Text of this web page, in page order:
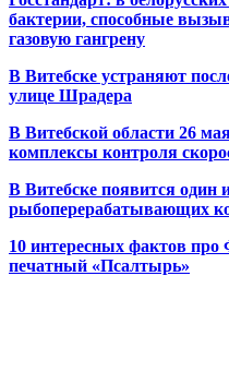
бактерии, способные
газовую гангрену
В Витебске устраняют
улице Шрадера
В Витебской области 26
комплексы контроля
В Витебске появится один
рыбоперерабатывающих
10 интересных фактов
печатный «Псалтырь»